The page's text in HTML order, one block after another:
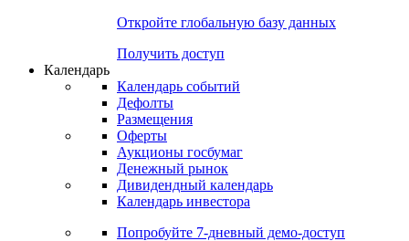
Откройте глобальную базу данных
Получить доступ
Календарь
Календарь событий
Дефолты
Размещения
Оферты
Аукционы госбумаг
Денежный рынок
Дивидендный календарь
Календарь инвестора
Попробуйте 7-дневный демо-доступ